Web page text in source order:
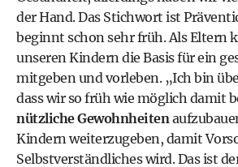
der Hand.Das Stichwort ist
beginnt schon sehr früh. Als Eltern
unseren Kindern die Basis für ein
mitgeben und vorleben. „Ich bin
dass wir so früh wie möglich damit
nützliche Gewohnheiten
Kindern weiterzugeben, damit
Selbstverständliches wird. Das ist